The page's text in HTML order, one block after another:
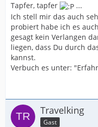
Tapfer, tapfer
...
Ich stell mir das auch
probiert habe ich es
gesagt kein Verlangen
liegen, dass Du durch
kannst.
Verbuch es unter:
Travelking
Gast